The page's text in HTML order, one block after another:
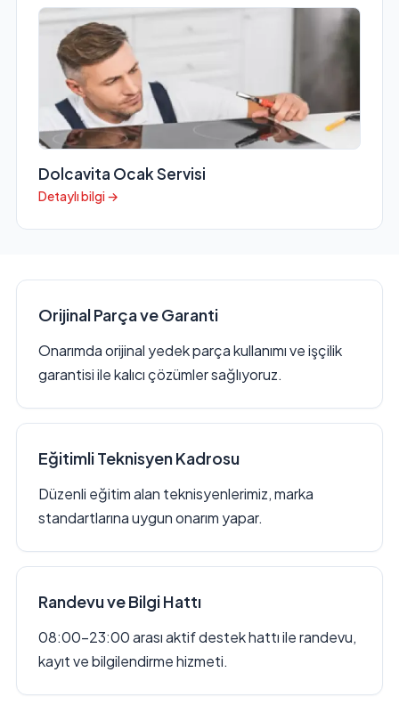
Dolcavita Ocak Servisi
Detaylı bilgi →
Orijinal Parça ve Garanti
Onarımda orijinal yedek parça kullanımı ve işçilik
garantisi ile kalıcı çözümler sağlıyoruz.
Eğitimli Teknisyen Kadrosu
Düzenli eğitim alan teknisyenlerimiz, marka
standartlarına uygun onarım yapar.
Randevu ve Bilgi Hattı
08:00–23:00 arası aktif destek hattı ile randevu,
kayıt ve bilgilendirme hizmeti.